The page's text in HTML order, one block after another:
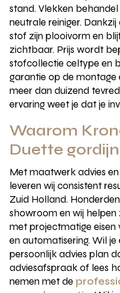
stand. Vlekken
neutrale reiniger.
stof zijn plooivorm en
zichtbaar. Prijs wordt
stofcollectie celtype en
garantie op de montage
meer dan duizend
ervaring weet je dat je
Waarom
Duette
Met maatwerk advies
leveren wij consistent
Zuid Holland.
showroom en wij
met projectmatige
en automatisering. Wil
persoonlijk advies plan
adviesafspraak of lees
nemen met de